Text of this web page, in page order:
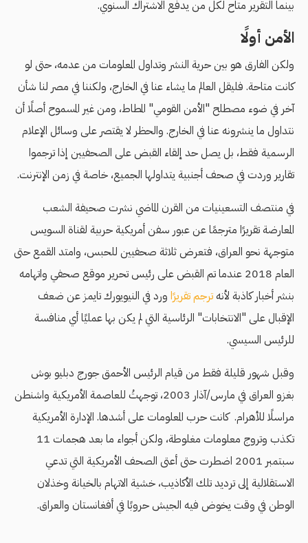
بينما التقرير متاح لكل من يدفع الاشتراك السنوي.
الأمن أولًا
ولكن الفارق هو بين حرية النشر وتداول المعلومات من عدمه، حتى لو
كانت متاحة. فليقل العالم ما يشاء عنا في الخارج، ولكننا في مصر لنا شأن
آخر في ضوء مصطلح "الأمن القومي" المطاط، ومن غير المسموح أصلًا أن
نتداول ما ينشرونه عنا في الخارج. والحظر لا يقتصر على وسائل الإعلام
الرسمية فقط، بل يصل حد إلقاء القبض على الصحفيين إذا ترجموا
تقارير وردت في صحف أجنبية يتداولها الجميع، خاصة في زمن الإنترنت.
في منتصف التسعينيات من القرن الماضي نشرت صحيفة الشعب
المعارضة تقريرًا مترجمًا عن عبور سفن أمريكية حربية لقناة السويس
متوجهة نحو العراق، فتعرض ثلاثة صحفيين للحبس، وامتد القمع حتى
العام 2018 عندما تم القبض على رئيس تحرير موقع صحفي واتهامه
بنشر أخبار كاذبة لأنه ترجم تقريرًا ورد في النيويورك تايمز عن ضعف
الإقبال على "الانتخابات" الرئاسية التي لم يكن بها عمليًا أي منافسة
للرئيس السيسي.
وقبل شهور قليلة فقط من قيام الرئيس الأحمق جورج دبليو بوش
بغزو العراق في مارس/آذار 2003، توجهتُ للعاصمة الأمريكية واشنطن
مراسلًا للأهرام. كانت حرب المعلومات على أشدها. الإدارة الأمريكية
تكذب وتروج معلومات مغلوطة، ولكن أجواء ما بعد هجمات 11
سبتمبر 2001 اضطرت حتى أعتى الصحف الأمريكية التي تدعي
الاستقلالية إلى ترديد تلك الأكاذيب، خشية الاتهام بالخيانة وخذلان
الوطن في وقت يخوض فيه الجيش حروبًا في أفغانستان والعراق.